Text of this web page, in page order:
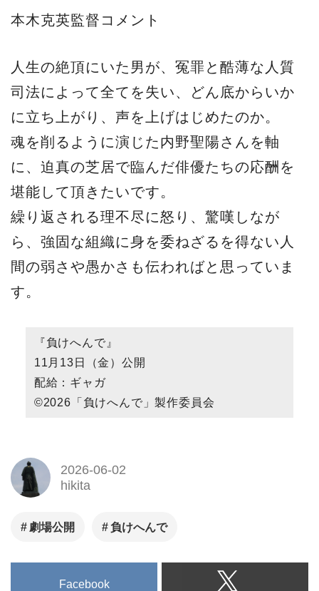
本木克英監督コメント
人生の絶頂にいた男が、冤罪と酷薄な人質
司法によって全てを失い、どん底からいか
に立ち上がり、声を上げはじめたのか。
魂を削るように演じた内野聖陽さんを軸
に、迫真の芝居で臨んだ俳優たちの応酬を
堪能して頂きたいです。
繰り返される理不尽に怒り、驚嘆しなが
ら、強固な組織に身を委ねざるを得ない人
間の弱さや愚かさも伝わればと思っていま
す。
『負けへんで』
11月13日（金）公開
配給：ギャガ
©2026「負けへんで」製作委員会
2026-06-02
hikita
劇場公開 負けへんで
Facebook